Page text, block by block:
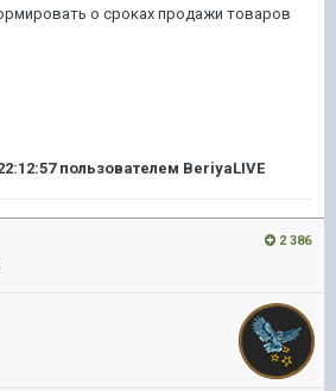
о сроках продажи товаров
пользователем BeriyaLIVE
2 386